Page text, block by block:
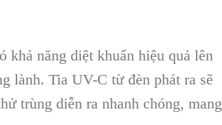
năng diệt khuẩn hiệu quả lên
lành. Tia UV-C từ đèn phát ra sẽ
trùng diễn ra nhanh chóng, mang